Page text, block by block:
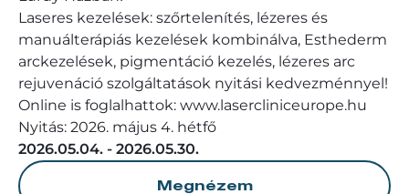
Laseres kezelések: szőrtelenítés, lézeres és
manuálterápiás kezelések kombinálva, Esthederm
arckezelések, pigmentáció kezelés, lézeres arc
rejuvenáció szolgáltatások nyitási kedvezménnyel!
Online is foglalhattok: www.lasercliniceurope.hu
Nyitás: 2026. május 4. hétfő
2026.05.04. - 2026.05.30.
Megnézem